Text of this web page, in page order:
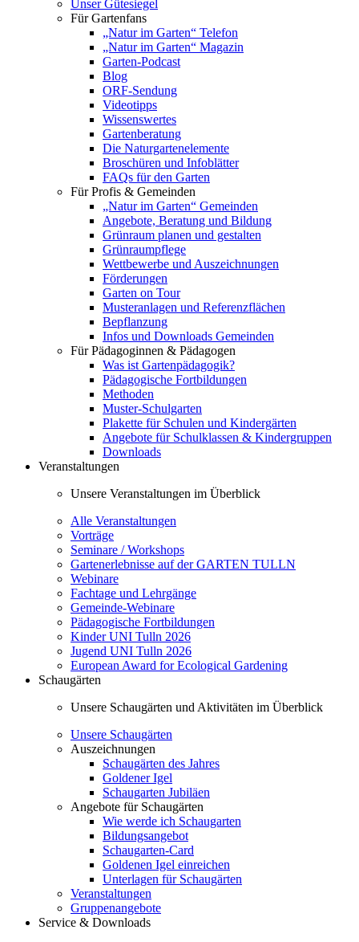
Unser Gütesiegel
Für Gartenfans
„Natur im Garten“ Telefon
„Natur im Garten“ Magazin
Garten-Podcast
Blog
ORF-Sendung
Videotipps
Wissenswertes
Gartenberatung
Die Naturgartenelemente
Broschüren und Infoblätter
FAQs für den Garten
Für Profis & Gemeinden
„Natur im Garten“ Gemeinden
Angebote, Beratung und Bildung
Grünraum planen und gestalten
Grünraumpflege
Wettbewerbe und Auszeichnungen
Förderungen
Garten on Tour
Musteranlagen und Referenzflächen
Bepflanzung
Infos und Downloads Gemeinden
Für Pädagoginnen & Pädagogen
Was ist Gartenpädagogik?
Pädagogische Fortbildungen
Methoden
Muster-Schulgarten
Plakette für Schulen und Kindergärten
Angebote für Schulklassen & Kindergruppen
Downloads
Veranstaltungen
Unsere Veranstaltungen im Überblick
Alle Veranstaltungen
Vorträge
Seminare / Workshops
Gartenerlebnisse auf der GARTEN TULLN
Webinare
Fachtage und Lehrgänge
Gemeinde-Webinare
Pädagogische Fortbildungen
Kinder UNI Tulln 2026
Jugend UNI Tulln 2026
European Award for Ecological Gardening
Schaugärten
Unsere Schaugärten und Aktivitäten im Überblick
Unsere Schaugärten
Auszeichnungen
Schaugärten des Jahres
Goldener Igel
Schaugarten Jubiläen
Angebote für Schaugärten
Wie werde ich Schaugarten
Bildungsangebot
Schaugarten-Card
Goldenen Igel einreichen
Unterlagen für Schaugärten
Veranstaltungen
Gruppenangebote
Service & Downloads